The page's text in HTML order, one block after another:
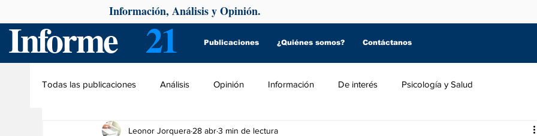
Informe 21 Publicaciones ¿Quiénes somos? Contáctanos
Información, Análisis y Opinión.
Todas las publicaciones Análisis Opinión Información De interés Psicología y Salud
Leonor Jorquera 28 abr3 min de lectura